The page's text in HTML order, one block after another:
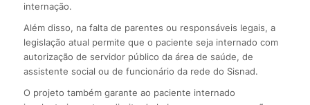
internação.
Além disso, na falta de parentes ou responsáveis legais, a
legislação atual permite que o paciente seja internado com
autorização de servidor público da área de saúde, de
assistente social ou de funcionário da rede do Sisnad.
O projeto também garante ao paciente internado